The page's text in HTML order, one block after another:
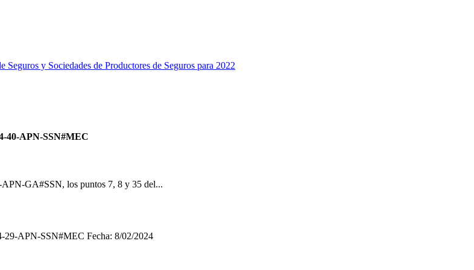
y Sociedades de Productores de Seguros para 2022
40-APN-SSN#MEC
GA#SSN, los puntos 7, 8 y 35 del...
29-APN-SSN#MEC Fecha: 8/02/2024